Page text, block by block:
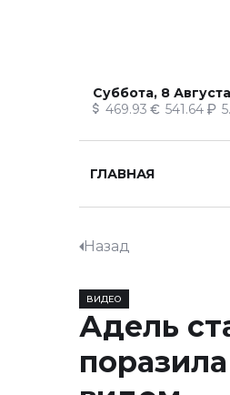
Суббота, 8 Августа
469.93 541.64
ГЛАВНАЯ
Назад
ВИДЕО
Адель